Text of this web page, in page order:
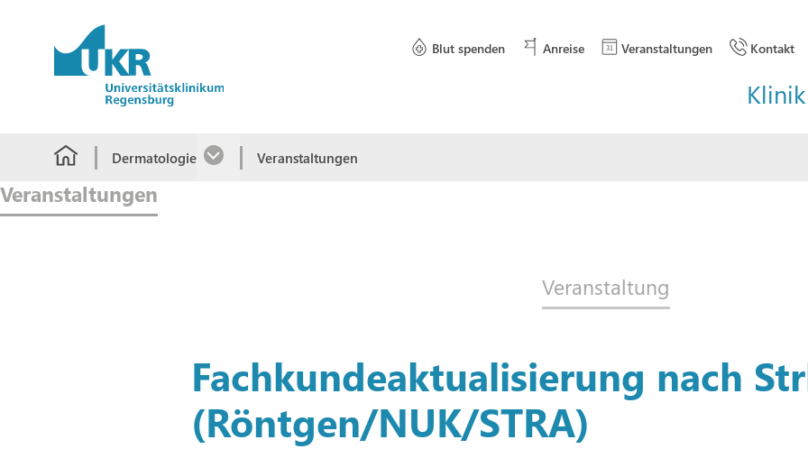
Springe zum Hauptinhalt Blut spenden Anreise Veranstaltungen Kontakt
Dermatologie Veranstaltungen
Veranstaltungen
Veranstaltung
Fachkundeaktualisierung nach
(Röntgen/NUK/STRA)